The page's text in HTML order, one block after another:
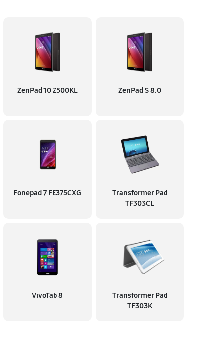
ZenPad 10 Z500KL ZenPad S 8.0
Fonepad 7 FE375CXG
Transformer Pad
TF303CL
VivoTab 8
Transformer Pad
TF303K